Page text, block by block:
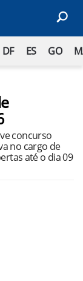
DF ES GO
concurso
no cargo de
até o dia 09